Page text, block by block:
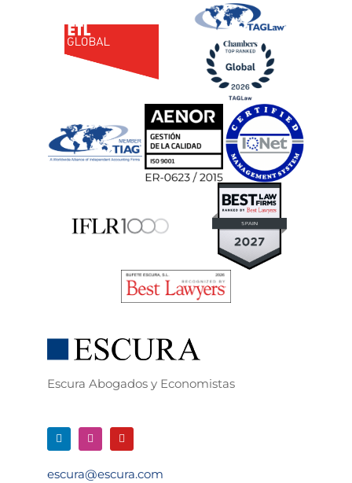
Escura Abogados y Economistas
escura@escura.com